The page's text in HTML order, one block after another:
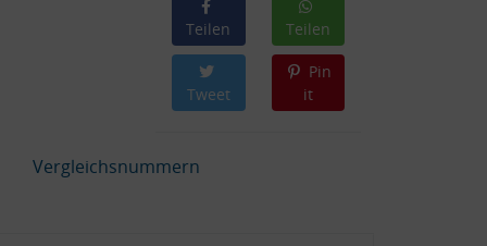
Teilen Teilen
Tweet
Pin
it
Vergleichsnummern